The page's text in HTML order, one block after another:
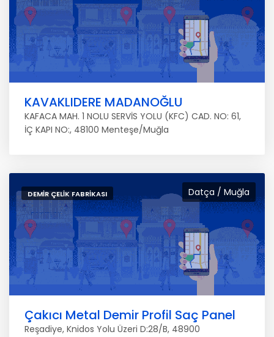
KAVAKLIDERE MADANOĞLU
KAFACA MAH. 1 NOLU SERVİS YOLU (KFC) CAD. NO: 61,
İÇ KAPI NO:, 48100 Menteşe/Muğla
Datça / Muğla
DEMIR ÇELIK FABRIKASI
Çakıcı Metal Demir Profil Saç Panel
Reşadiye, Knidos Yolu Üzeri D:28/B, 48900